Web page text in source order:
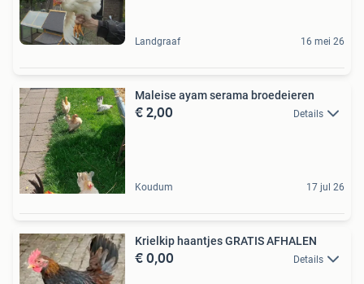
Landgraaf 16 mei 26
Maleise ayam serama broedeieren
€ 2,00 Details
Koudum 17 jul 26
Krielkip haantjes GRATIS AFHALEN
€ 0,00 Details